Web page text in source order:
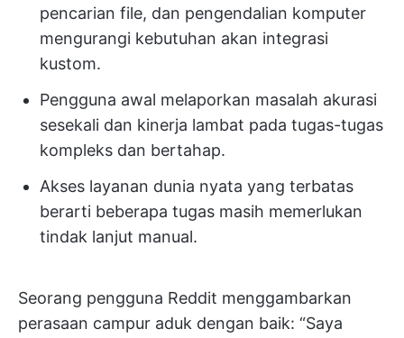
pencarian file, dan pengendalian komputer
mengurangi kebutuhan akan integrasi
kustom.
Pengguna awal melaporkan masalah akurasi
sesekali dan kinerja lambat pada tugas-tugas
kompleks dan bertahap.
Akses layanan dunia nyata yang terbatas
berarti beberapa tugas masih memerlukan
tindak lanjut manual.
Seorang pengguna Reddit menggambarkan
perasaan campur aduk dengan baik: “Saya